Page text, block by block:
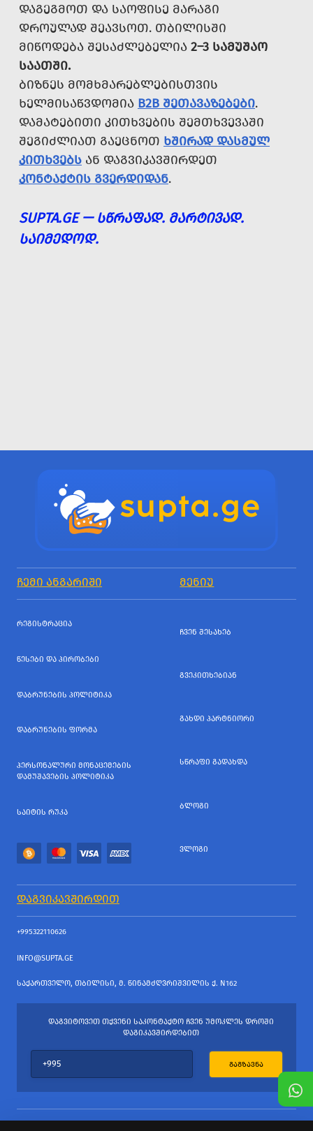
ᲓᲐᲒᲔᲒᲛᲝᲗ ᲓᲐ ᲡᲐᲝᲤᲘᲡᲔ ᲛᲐᲠᲐᲒᲘ
ᲓᲠᲝᲣᲚᲐᲓ ᲨᲔᲐᲕᲡᲝᲗ. ᲗᲑᲘᲚᲘᲡᲨᲘ
ᲛᲘᲬᲝᲓᲔᲑᲐ ᲨᲔᲡᲐᲫᲚᲔᲑᲔᲚᲘᲐ 2–3 ᲡᲐᲛᲣᲨᲐᲝ
ᲡᲐᲐᲗᲨᲘ.
ᲑᲘᲖᲜᲔᲡ ᲛᲝᲛᲮᲛᲐᲠᲔᲑᲚᲔᲑᲘᲡᲗᲕᲘᲡ
ᲮᲔᲚᲛᲘᲡᲐᲬᲕᲓᲝᲛᲘᲐ B2B ᲨᲔᲗᲐᲕᲐᲖᲔᲑᲔᲑᲘ.
ᲓᲐᲛᲐᲢᲔᲑᲘᲗᲘ ᲙᲘᲗᲮᲕᲔᲑᲘᲡ ᲨᲔᲛᲗᲮᲕᲔᲕᲐᲨᲘ
ᲨᲔᲒᲘᲫᲚᲘᲐᲗ ᲒᲐᲔᲪᲜᲝᲗ ᲮᲨᲘᲠᲐᲓ ᲓᲐᲡᲛᲣᲚ
ᲙᲘᲗᲮᲕᲔᲑᲡ ᲐᲜ ᲓᲐᲒᲕᲘᲙᲐᲕᲨᲘᲠᲓᲔᲗ
ᲙᲝᲜᲢᲐᲥᲢᲘᲡ ᲒᲕᲔᲠᲓᲘᲓᲐᲜ.
SUPTA.GE — ᲡᲬᲠᲐᲤᲐᲓ. ᲛᲐᲠᲢᲘᲕᲐᲓ.
ᲡᲐᲘᲛᲔᲓᲝᲓ.
ᲩᲔᲛᲘ ᲐᲜᲒᲐᲠᲘᲨᲘ ᲛᲔᲜᲘᲣ
ᲠᲔᲒᲘᲡᲢᲠᲐᲪᲘᲐ
ᲬᲔᲡᲔᲑᲘ ᲓᲐ ᲞᲘᲠᲝᲑᲔᲑᲘ
ᲓᲐᲑᲠᲣᲜᲔᲑᲘᲡ ᲞᲝᲚᲘᲢᲘᲙᲐ
ᲓᲐᲑᲠᲣᲜᲔᲑᲘᲡ ᲤᲝᲠᲛᲐ
ᲞᲔᲠᲡᲝᲜᲐᲚᲣᲠᲘ ᲛᲝᲜᲐᲪᲔᲛᲔᲑᲘᲡ
ᲓᲐᲛᲣᲨᲐᲕᲔᲑᲘᲡ ᲞᲝᲚᲘᲢᲘᲙᲐ
ᲡᲐᲘᲢᲘᲡ ᲠᲣᲙᲐ
ᲩᲕᲔᲜ ᲨᲔᲡᲐᲮᲔᲑ
ᲒᲕᲔᲙᲘᲗᲮᲔᲑᲘᲐᲜ
ᲒᲐᲮᲓᲘ ᲞᲐᲠᲢᲜᲘᲝᲠᲘ
ᲡᲬᲠᲐᲤᲘ ᲒᲐᲓᲐᲮᲓᲐ
ᲑᲚᲝᲒᲘ
ᲕᲚᲝᲒᲘ
ᲓᲐᲒᲕᲘᲙᲐᲕᲨᲘᲠᲓᲘᲗ
+995322110626
INFO@SUPTA.GE
ᲡᲐᲥᲐᲠᲗᲕᲔᲚᲝ, ᲗᲑᲘᲚᲘᲡᲘ, Მ. ᲬᲘᲜᲐᲛᲫᲦᲕᲠᲘᲨᲕᲘᲚᲘᲡ Ქ. N162
ᲓᲐᲒᲕᲘᲢᲝᲕᲔᲗ ᲗᲥᲕᲔᲜᲘ ᲡᲐᲙᲝᲜᲢᲐᲥᲢᲝ ᲩᲕᲔᲜ ᲣᲛᲝᲙᲚᲔᲡ ᲓᲠᲝᲨᲘ
ᲓᲐᲒᲘᲙᲐᲕᲨᲘᲠᲓᲔᲑᲘᲗ
ᲒᲐᲒᲖᲐᲕᲜᲐ